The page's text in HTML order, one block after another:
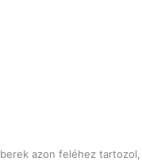
azon feléhez